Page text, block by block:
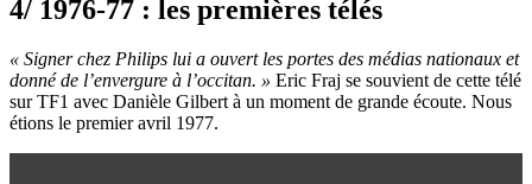
4/ 1976-77 : les premières télés
« Signer chez Philips lui a ouvert les portes des médias nationaux et
donné de l’envergure à l’occitan. » Eric Fraj se souvient de cette télé
sur TF1 avec Danièle Gilbert à un moment de grande écoute. Nous
étions le premier avril 1977.